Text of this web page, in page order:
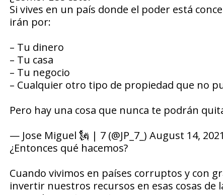
Si vives en un país donde el poder está
irán por:
– Tu dinero
– Tu casa
– Tu negocio
– Cualquier otro tipo de propiedad que no
Pero hay una cosa que nunca te podrán
— Jose Miguel 🗽 | 7 (@JP_7_) August 14, 2021
¿Entonces qué hacemos?
Cuando vivimos en países corruptos y con
invertir nuestros recursos en esas cosas